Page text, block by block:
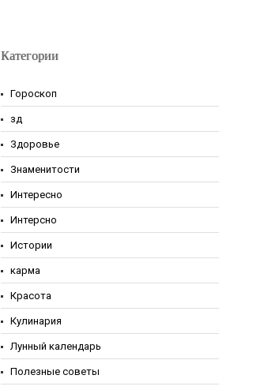
Категории
Гороскоп
зд
Здоровье
Знаменитости
Интересно
Интерсно
Истории
карма
Красота
Кулинария
Лунный календарь
Полезные советы